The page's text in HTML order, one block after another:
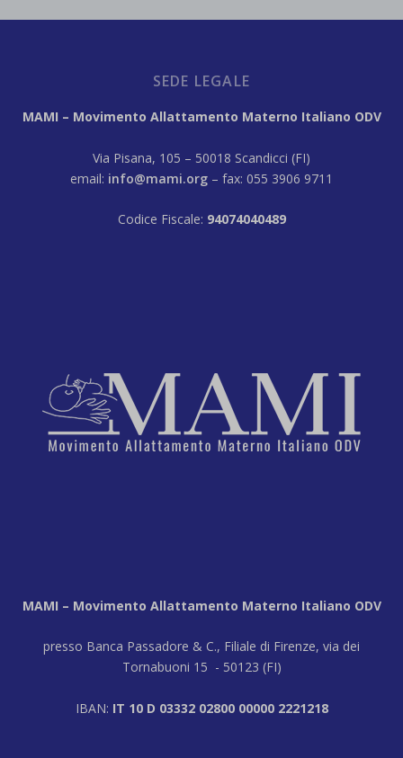
SEDE LEGALE
MAMI – Movimento Allattamento Materno Italiano ODV
Via Pisana, 105 – 50018 Scandicci (FI)
email: info@mami.org – fax: 055 3906 9711
Codice Fiscale: 94074040489
MAMI – Movimento Allattamento Materno Italiano ODV
presso Banca Passadore & C., Filiale di Firenze, via dei
Tornabuoni 15 - 50123 (FI)
IBAN: IT 10 D 03332 02800 00000 2221218